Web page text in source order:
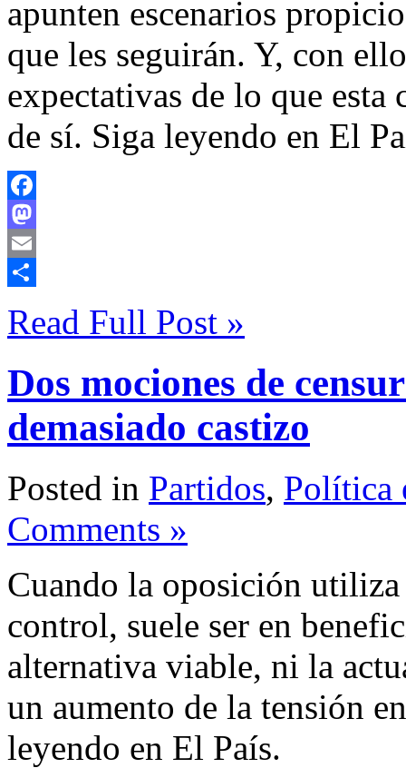
apunten escenarios
que les seguirán. Y, con
expectativas de lo que
de sí. Siga leyendo en El
Facebook
Mastodon
Email
Read Full Post »
Dos mociones de
demasiado castizo
Posted in Partidos, Política
Comments »
Cuando la oposición
control, suele ser en
alternativa viable, ni la
un aumento de la tensión
leyendo en El País.